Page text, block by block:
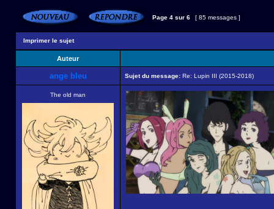
Page 4 sur 6 [ 85 messages ]
Imprimer le sujet
Auteur
ange bleu Sujet du message: Re: Lupin III (2015-2018)
The old man